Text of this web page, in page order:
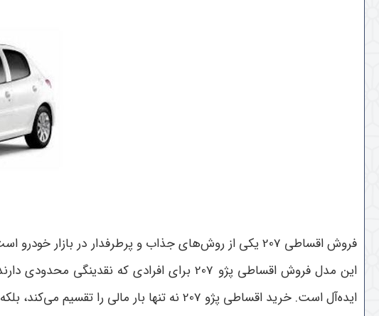
این مدل فروش اقساطی پژو 207 برای افرادی
ایده‌آل است. خرید اقساطی پژو 207 نه تنها بار مالی را تقسیم می‌کند، بلکه دسترسی به این خودرو را آسان‌تر و سریع‌تر می‌سازد و به افزایش رضایت مشتریان کمک می‌کند